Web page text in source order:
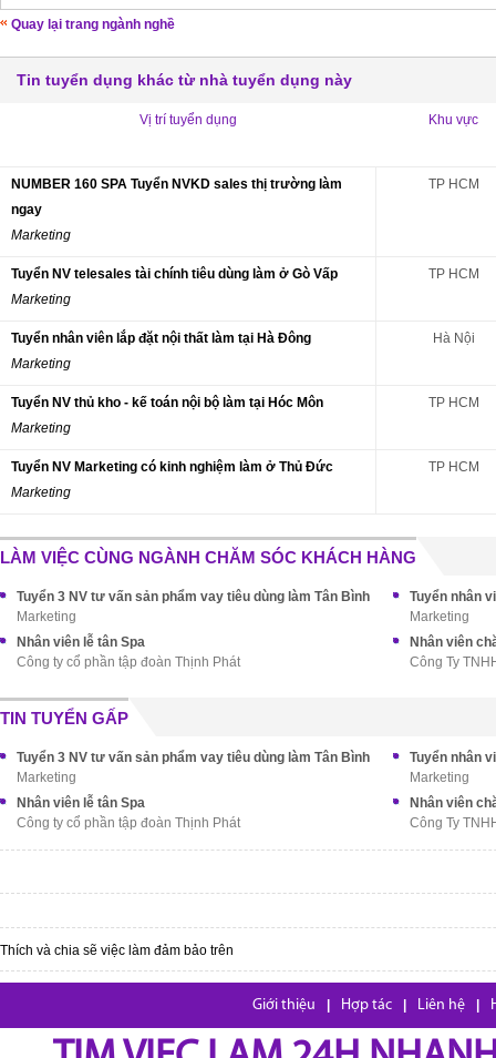
Quay lại trang ngành nghề
Tin tuyển dụng khác từ nhà tuyển dụng này
Vị trí tuyển dụng Khu vực
NUMBER 160 SPA Tuyển NVKD sales thị trường làm
ngay
Marketing
TP HCM
Tuyển NV telesales tài chính tiêu dùng làm ở Gò Vấp
Marketing
TP HCM
Tuyển nhân viên lắp đặt nội thất làm tại Hà Đông
Marketing
Hà Nội
Tuyển NV thủ kho - kế toán nội bộ làm tại Hóc Môn
Marketing
TP HCM
Tuyển NV Marketing có kinh nghiệm làm ở Thủ Đức
Marketing
TP HCM
LÀM VIỆC CÙNG NGÀNH CHĂM SÓC KHÁCH HÀNG
Tuyển 3 NV tư vấn sản phẩm vay tiêu dùng làm Tân Bình
Marketing
Marketing
Nhân viên lễ tân Spa
Công ty cổ phần tập đoàn Thịnh Phát
Nhân viên
Công Ty
TIN TUYỂN GẤP
Tuyển 3 NV tư vấn sản phẩm vay tiêu dùng làm Tân Bình
Marketing
Marketing
Nhân viên lễ tân Spa
Công ty cổ phần tập đoàn Thịnh Phát
Nhân viên
Công Ty
Thích và chia sẽ việc làm đảm bảo trên
Giới thiệu Hợp tác Liên hệ